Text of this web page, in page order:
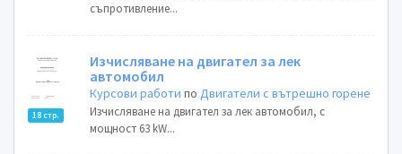
съпротивление...
18 стр.
Изчисляване на двигател за лек
автомобил
Курсови работи поДвигатели с вътрешно горене
Изчисляване на двигател за лек автомобил, с
мощност 63 kW...